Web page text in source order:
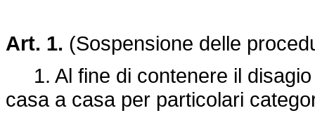
Art. 1. (Sospensione delle
1. Al fine di contenere il
casa a casa per particolari